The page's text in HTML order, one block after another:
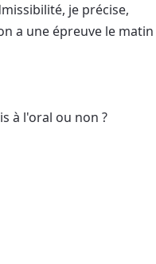
je précise,
a une épreuve le
à l'oral ou non ?